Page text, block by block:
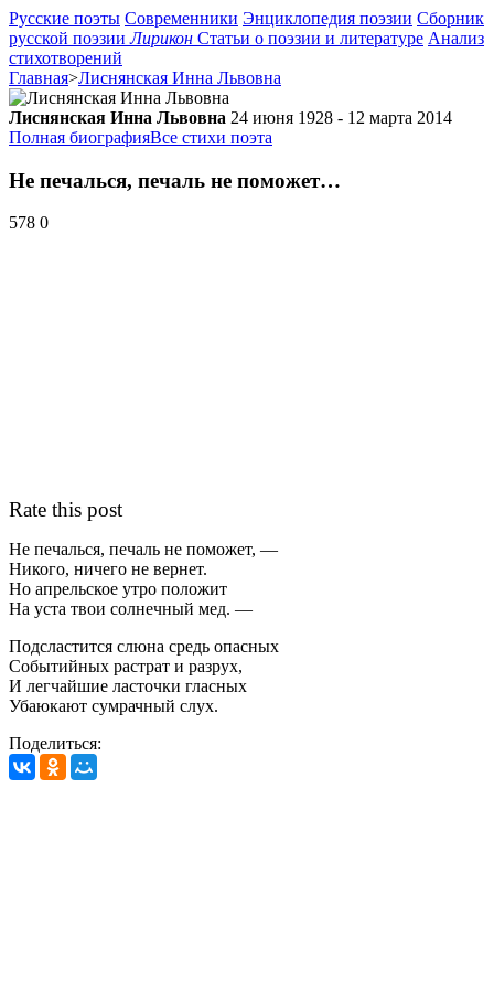
Русские поэты Современники Энциклопедия поэзии Сборник
русской поэзии Лирикон Статьи о поэзии и литературе Анализ
стихотворений
Главная>Лиснянская Инна Львовна
Лиснянская Инна Львовна 24 июня 1928 - 12 марта 2014
Полная биографияВсе стихи поэта
Не печалься, печаль не поможет…
578 0
Rate this post
Не печалься, печаль не поможет, —
Никого, ничего не вернет.
Но апрельское утро положит
На уста твои солнечный мед. —
Подсластится слюна средь опасных
Событийных растрат и разрух,
И легчайшие ласточки гласных
Убаюкают сумрачный слух.
Поделиться: